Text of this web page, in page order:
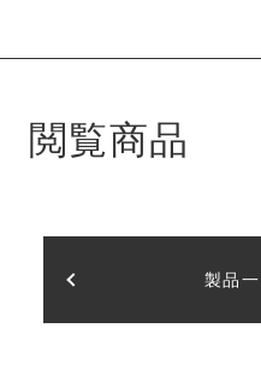
閲覧商品
製品